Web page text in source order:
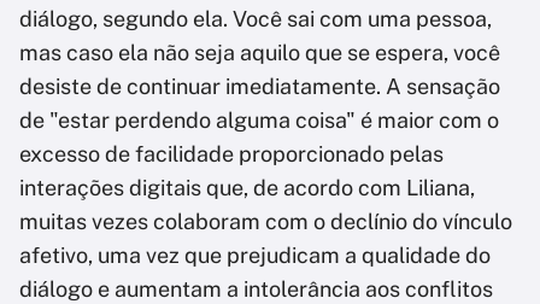
diálogo, segundo ela. Você sai com uma pessoa,
mas caso ela não seja aquilo que se espera, você
desiste de continuar imediatamente. A sensação
de "estar perdendo alguma coisa" é maior com o
excesso de facilidade proporcionado pelas
interações digitais que, de acordo com Liliana,
muitas vezes colaboram com o declínio do vínculo
afetivo, uma vez que prejudicam a qualidade do
diálogo e aumentam a intolerância aos conflitos